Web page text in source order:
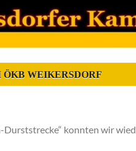
WEIKERSDORF
Durststrecke“ konnten wir